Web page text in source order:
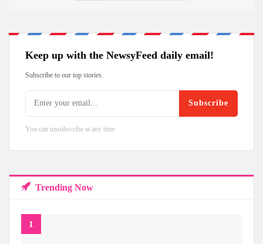
Keep up with the NewsyFeed daily email!
Subscribe to our top stories.
Subscribe
You can unsubscribe at any time
Trending Now